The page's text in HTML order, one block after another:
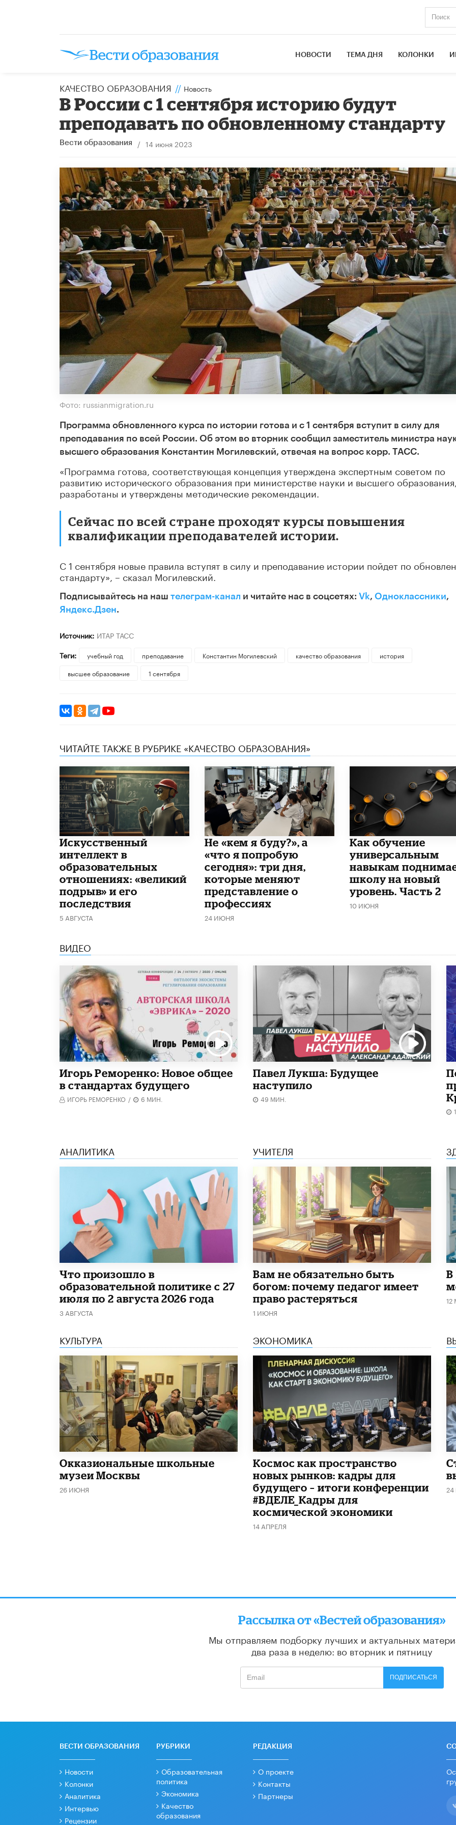
НОВОСТИ ТЕМА ДНЯ КОЛОНКИ
КАЧЕСТВО ОБРАЗОВАНИЯ // Новость
В России с 1 сентября историю будут
преподавать по обновленному стандарту
Вести образования / 14 июня 2023
Фото: russianmigration.ru
Программа обновленного курса по истории готова и с 1 сентября вступит в силу для
преподавания по всей России. Об этом во вторник сообщил заместитель министра
высшего образования Константин Могилевский, отвечая на вопрос корр. ТАСС.
«Программа готова, соответствующая концепция утверждена экспертным советом по
развитию исторического образования при министерстве науки и высшего образования,
разработаны и утверждены методические рекомендации.
Сейчас по всей стране проходят курсы повышения
квалификации преподавателей истории.
С 1 сентября новые правила вступят в силу и преподавание истории пойдет по
стандарту», – сказал Могилевский.
Подписывайтесь на наш телеграм-канал и читайте нас в соцсетях: Vk, Одноклассники,
Яндекс.Дзен.
Источник: ИТАР ТАСС
Теги:
учебный год преподавание Константин Могилевский качество образования
история
высшее образование
1 сентября
ЧИТАЙТЕ ТАКЖЕ В РУБРИКЕ «КАЧЕСТВО ОБРАЗОВАНИЯ»
​Искусственный
интеллект в
образовательных
отношениях: «великий
подрыв» и его
последствия
5 АВГУСТА
Не «кем я буду?», а
«что я попробую
сегодня»: три дня,
которые меняют
представление о
профессиях
24 ИЮНЯ
​Как обучение
универсальным
навыкам
школу на новый
уровень. Часть 2
10 ИЮНЯ
ВИДЕО
Игорь Реморенко: Новое общее
в стандартах будущего
ИГОРЬ РЕМОРЕНКО / 6 МИН.
Павел Лукша: Будущее
наступило
49 МИН.
АНАЛИТИКА
​Что произошло в
образовательной политике с 27
июля по 2 августа 2026 года
3 АВГУСТА
УЧИТЕЛЯ
​Вам не обязательно быть
богом: почему педагог имеет
право растеряться
1 ИЮНЯ
В
12
КУЛЬТУРА
​Окказиональные школьные
музеи Москвы
26 ИЮНЯ
ЭКОНОМИКА
Космос как пространство
новых рынков: кадры для
будущего – итоги конференции
#ВДЕЛЕ_Кадры для
космической экономики
14 АПРЕЛЯ
Рассылка от «Вестей образования»
Мы отправляем подборку лучших и актуальных
два раза в неделю: во вторник и пятницу
ПОДПИСАТЬСЯ
ВЕСТИ ОБРАЗОВАНИЯ
Новости
Колонки
Аналитика
Интервью
Рецензии
РУБРИКИ
Образовательная
политика
Экономика
Качество
образования
РЕДАКЦИЯ
О проекте
Контакты
Партнеры